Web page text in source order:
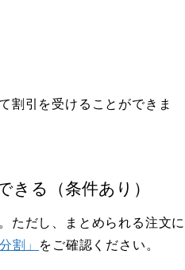
割引を受けることができま
る（条件あり）
ただし、まとめられる注文に
割」 をご確認ください。